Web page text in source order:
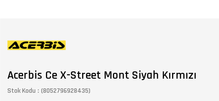
Acerbis Ce X-Street Mont Siyah Kırmızı
Stok Kodu (8052796928435)